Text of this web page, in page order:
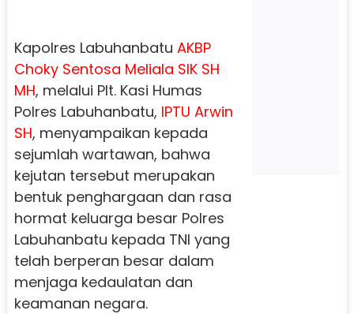
Kapolres Labuhanbatu AKBP
Choky Sentosa Meliala SIK SH
MH, melalui Plt. Kasi Humas
Polres Labuhanbatu, IPTU Arwin
SH, menyampaikan kepada
sejumlah wartawan, bahwa
kejutan tersebut merupakan
bentuk penghargaan dan rasa
hormat keluarga besar Polres
Labuhanbatu kepada TNI yang
telah berperan besar dalam
menjaga kedaulatan dan
keamanan negara.